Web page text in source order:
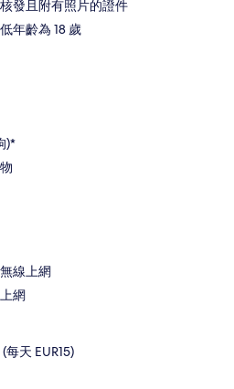
發且附有照片的證件
年齡為 18 歲
)*
線上網
網
天 EUR15)